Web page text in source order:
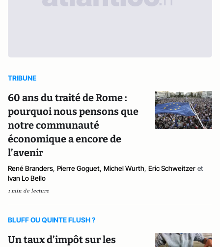
TRIBUNE
60 ans du traité de Rome :
pourquoi nous pensons que
notre communauté
économique a encore de
l’avenir
René Branders, Pierre Goguet, Michel Wurth, Eric Schweitzer et
Ivan Lo Bello
1 min de lecture
BLUFF OU QUINTE FLUSH ?
Un taux d’impôt sur les